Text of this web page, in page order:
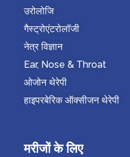
उरोलोजि
गैस्ट्रोएंटरोलॉजी
नेत्र विज्ञान
Ear, Nose & Throat
ओजोन थेरेपी
हाइपरबेरिक ऑक्सीजन थेरेपी
मरीजों के लिए